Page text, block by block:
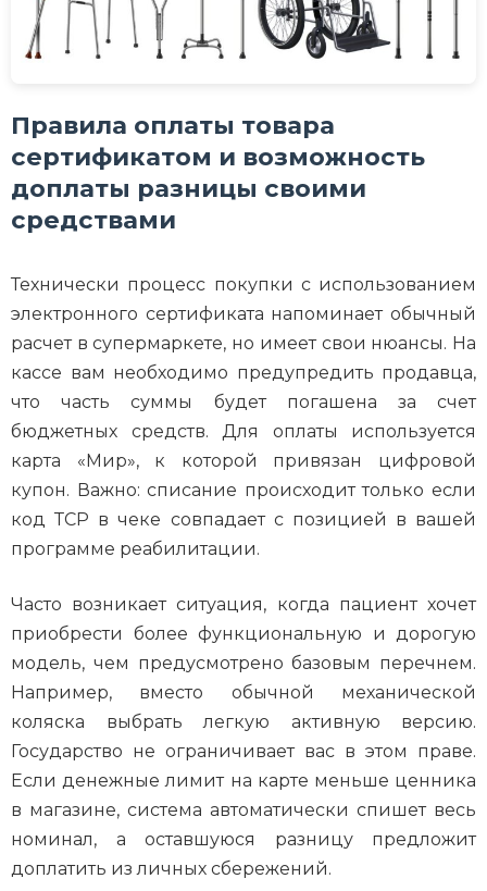
Правила оплаты товара
сертификатом и возможность
доплаты разницы своими
средствами
Технически процесс покупки с использованием
электронного сертификата напоминает обычный
расчет в супермаркете, но имеет свои нюансы. На
кассе вам необходимо предупредить продавца,
что часть суммы будет погашена за счет
бюджетных средств. Для оплаты используется
карта «Мир», к которой привязан цифровой
купон. Важно: списание происходит только если
код ТСР в чеке совпадает с позицией в вашей
программе реабилитации.
Часто возникает ситуация, когда пациент хочет
приобрести более функциональную и дорогую
модель, чем предусмотрено базовым перечнем.
Например, вместо обычной механической
коляска выбрать легкую активную версию.
Государство не ограничивает вас в этом праве.
Если денежные лимит на карте меньше ценника
в магазине, система автоматически спишет весь
номинал, а оставшуюся разницу предложит
доплатить из личных сбережений.